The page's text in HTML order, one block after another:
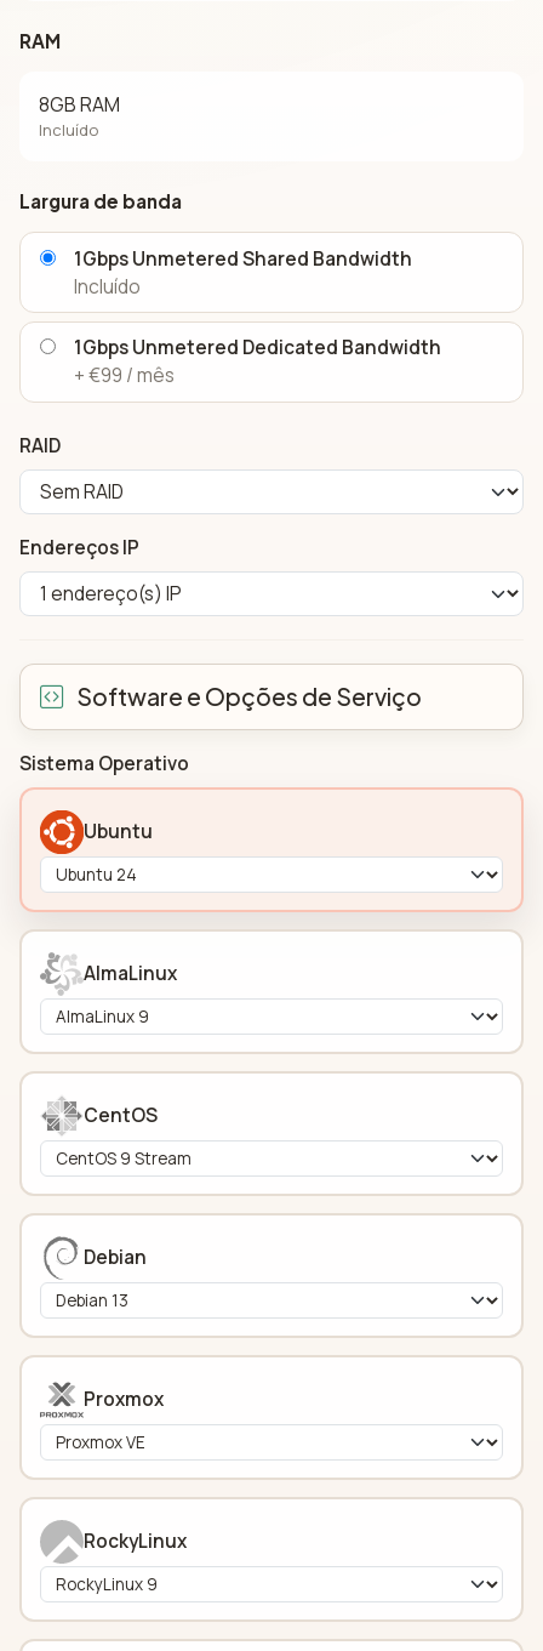
RAM
8GB RAM
Incluído
Largura de banda
1Gbps Unmetered Shared Bandwidth
Incluído
1Gbps Unmetered Dedicated Bandwidth
+ €99 / mês
RAID
Endereços IP
Software e Opções de Serviço
Sistema Operativo
Ubuntu
AlmaLinux
CentOS
Debian
Proxmox
RockyLinux